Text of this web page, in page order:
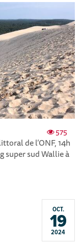
575
de l’ONF, 14h
super sud Wallie à
OCT.
19
2024